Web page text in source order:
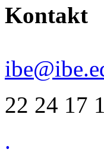
Kontakt
22 24 17
.